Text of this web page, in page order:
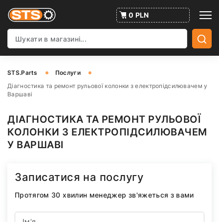
0 PLN
STS.Parts
Послуги
Діагностика та ремонт рульової колонки з електропідсилювачем у
Варшаві
ДІАГНОСТИКА ТА РЕМОНТ РУЛЬОВОЇ
КОЛОНКИ З ЕЛЕКТРОПІДСИЛЮВАЧЕМ
У ВАРШАВІ
Записатися на послугу
Протягом 30 хвилин менеджер зв'яжеться з вами